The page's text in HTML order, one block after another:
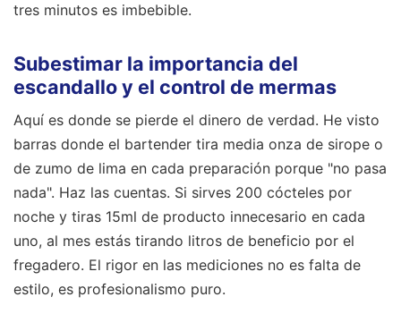
tres minutos es imbebible.
Subestimar la importancia del
escandallo y el control de mermas
Aquí es donde se pierde el dinero de verdad. He visto
barras donde el bartender tira media onza de sirope o
de zumo de lima en cada preparación porque "no pasa
nada". Haz las cuentas. Si sirves 200 cócteles por
noche y tiras 15ml de producto innecesario en cada
uno, al mes estás tirando litros de beneficio por el
fregadero. El rigor en las mediciones no es falta de
estilo, es profesionalismo puro.